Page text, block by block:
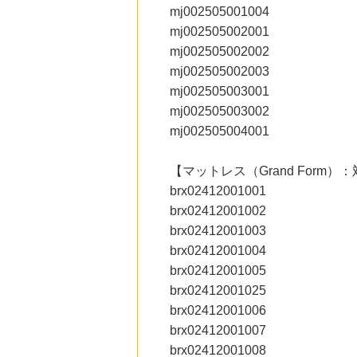
mj002505001004
mj002505002001
mj002505002002
mj002505002003
mj002505003001
mj002505003002
mj002505004001
【マットレス（Grand Form）：
brx02412001001
brx02412001002
brx02412001003
brx02412001004
brx02412001005
brx02412001025
brx02412001006
brx02412001007
brx02412001008